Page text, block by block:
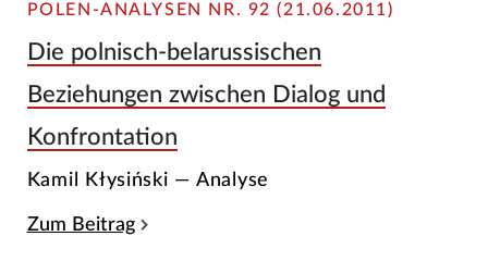
POLEN-ANALYSEN NR. 92 (21.06.2011)
Die polnisch-belarussischen
Beziehungen zwischen Dialog und
Konfrontation
Kamil Kłysiński — Analyse
Zum Beitrag